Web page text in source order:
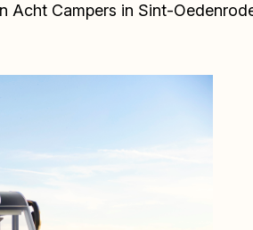
Campers in Sint-